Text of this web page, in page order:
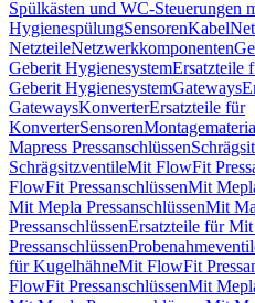
Spülkästen und WC-Steuerungen
HygienespülungSensorenKabel
NetzteileNetzwerkkomponenten
Geberit HygienesystemErsatzteile
Geberit HygienesystemGateways
GatewaysKonverterErsatzteile für
KonverterSensoren
Mapress Pressanschlüssen
SchrägsitzventileMit FlowFit
FlowFit PressanschlüssenMit
Mit Mepla PressanschlüssenMit
PressanschlüssenErsatzteile für Mit
Pressanschlüssen
für KugelhähneMit FlowFit
FlowFit PressanschlüssenMit